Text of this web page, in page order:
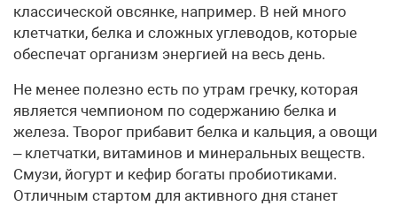
классической овсянке, например. В ней много
клетчатки, белка и сложных углеводов, которые
обеспечат организм энергией на весь день.
Не менее полезно есть по утрам гречку, которая
является чемпионом по содержанию белка и
железа. Творог прибавит белка и кальция, а овощи
– клетчатки, витаминов и минеральных веществ.
Смузи, йогурт и кефир богаты пробиотиками.
Отличным стартом для активного дня станет